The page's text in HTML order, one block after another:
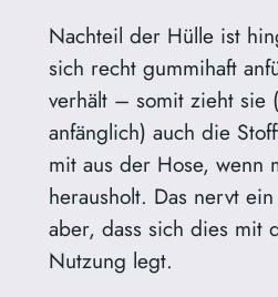
Nachteil der Hülle ist
sich recht gummihaft
verhält – somit zieht sie
anfänglich) auch die
mit aus der Hose, wenn
herausholt. Das nervt
aber, dass sich dies mit
Nutzung legt.